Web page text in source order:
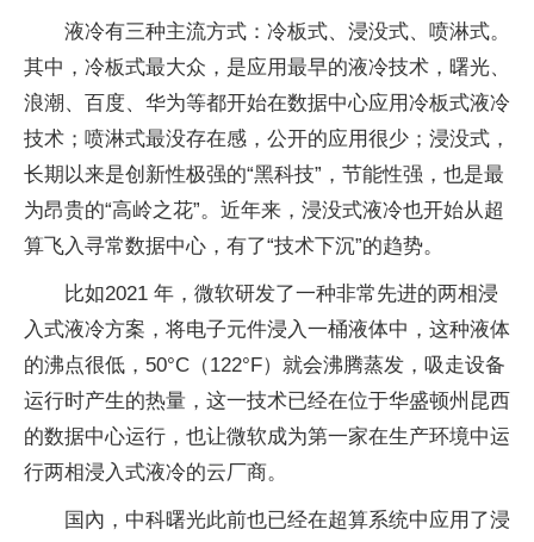
液冷有三种主流方式：冷板式、浸没式、喷淋式。
其中，冷板式最大众，是应用最早的液冷技术，曙光、
浪潮、百度、华为等都开始在数据中心应用冷板式液冷
技术；喷淋式最没存在感，公开的应用很少；浸没式，
长期以来是创新性极强的“黑科技”，节能性强，也是最
为昂贵的“高岭之花”。近年来，浸没式液冷也开始从超
算飞入寻常数据中心，有了“技术下沉”的趋势。
比如2021 年，微软研发了一种非常先进的两相浸
入式液冷方案，将电子元件浸入一桶液体中，这种液体
的沸点很低，50°C（122°F）就会沸腾蒸发，吸走设备
运行时产生的热量，这一技术已经在位于华盛顿州昆西
的数据中心运行，也让微软成为第一家在生产环境中运
行两相浸入式液冷的云厂商。
国內，中科曙光此前也已经在超算系统中应用了浸